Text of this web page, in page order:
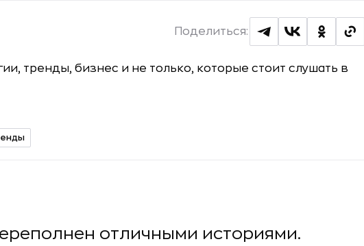
Поделиться:
отличными историями.